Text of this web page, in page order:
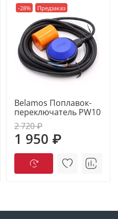
-28% Предзаказ
Belamos Поплавок-
переключатель PW10
2 720 ₽
1 950 ₽